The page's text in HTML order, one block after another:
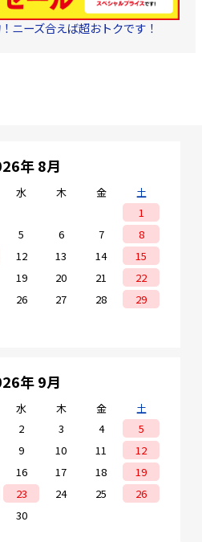
・対応外皮径
2×3.1mm、
2×1.6mm
ニーズ合えば超おトクです！
年 8月
水 木 金
土
1
5 6 7
8
12 13 14
15
19 20 21
22
26 27 28
29
年 9月
水 木 金
土
2 3 4
5
9 10 11
12
16 17 18
19
23 24 25
26
30